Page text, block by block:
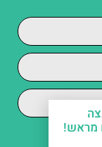
מראש!